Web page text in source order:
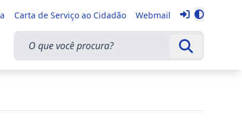
Carta de Serviço ao Cidadão Webmail
Entrar
Alternar
O que você procura?
Buscar